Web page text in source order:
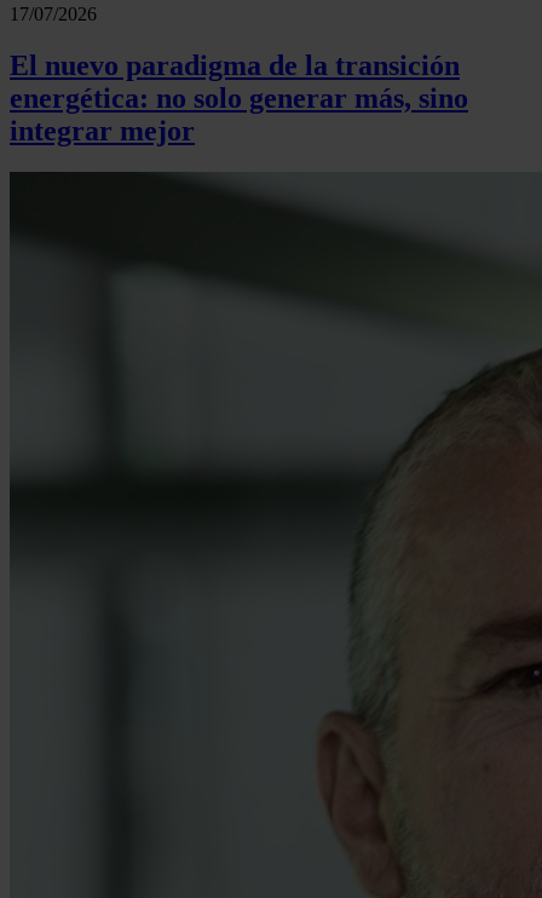
17/07/2026
El nuevo paradigma de la transición
energética: no solo generar más, sino
integrar mejor